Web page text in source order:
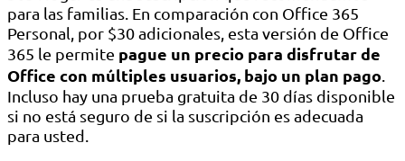
para las familias. En comparación con Office 365
Personal, por $30 adicionales, esta versión de Office
365 le permite pague un precio para disfrutar de
Office con múltiples usuarios, bajo un plan pago
Incluso hay una prueba gratuita de 30 días disponible
si no está seguro de si la suscripción es adecuada
para usted.